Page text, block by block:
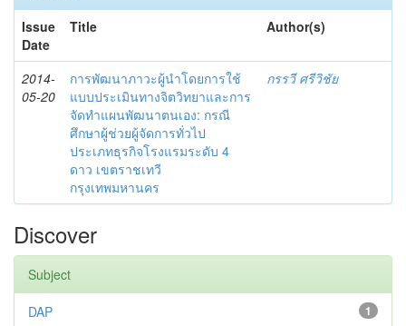
Issue
Date
Title Author(s)
2014-
05-20
การพัฒนาภาวะผู้นำโดยการใช้
แบบประเมินทางจิตวิทยาและการ
จัดทำแผนพัฒนาตนเอง: กรณี
ศึกษาผู้ช่วยผู้จัดการทั่วไป
ประเภทธุรกิจโรงแรมระดับ 4
ดาว เขตราชเทวี
กรุงเทพมหานคร
กรรวี ศรีวิชัย
Discover
Subject
1
DAP